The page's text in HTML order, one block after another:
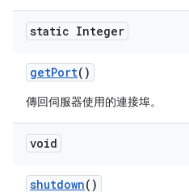
static Integer
getPort()
傳回伺服器使用的連接埠。
void
shutdown()